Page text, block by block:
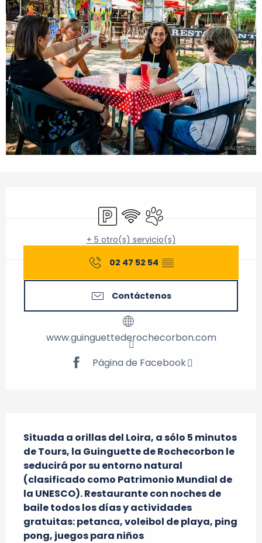
Aparcamiento
Wifi Se aceptan animales
+ 5 otro(s) servicio(s)
02 47 52 54 ▒▒
Contáctenos
www.guinguettederochecorbon.com
Página de Facebook
Situada a orillas del Loira, a sólo 5 minutos
de Tours, la Guinguette de Rochecorbon le
seducirá por su entorno natural
(clasificado como Patrimonio Mundial de
la UNESCO). Restaurante con noches de
baile todos los días y actividades
gratuitas: petanca, voleibol de playa, ping
pong, juegos para niños